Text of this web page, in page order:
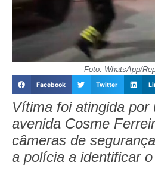
Foto: WhatsApp/
Facebook Twitter
Vítima foi atingida por
avenida Cosme
câmeras de
a polícia a identificar